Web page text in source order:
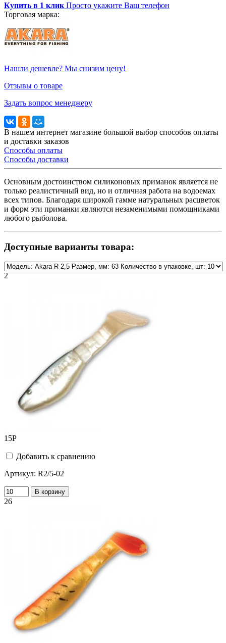
Купить в 1 клик Просто укажите Ваш телефон
Торговая марка:
Нашли дешевле? Мы снизим цену!
Отзывы о товаре
Задать вопрос менеджеру
В нашем интернет магазине большой выбор способов оплаты
и доставки заказов
Способы оплаты
Способы доставки
Основным достоинством силиконовых приманок является не
только реалистичный вид, но и отличная работа на водоемах
всех типов. Благодаря широкой гамме натуральных расцветок
и форм эти приманки являются незаменимыми помощниками
любого рыболова.
Доступные варианты товара:
2
15Р
Добавить к сравнению
Артикул: R2/5-02
В корзину
26